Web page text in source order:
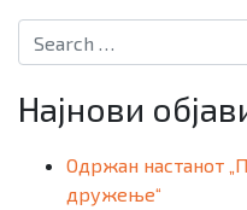
Search for:
Најнови
Одржан настанот
дружење“